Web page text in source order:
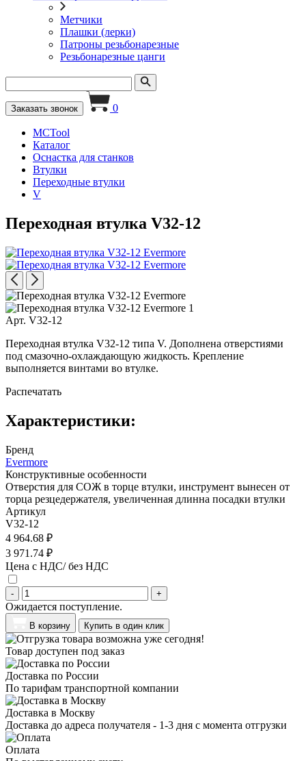
Метчики
Плашки (лерки)
Патроны резьбонарезные
Резьбонарезные цанги
Заказать звонок 0
MCTool
Каталог
Оснастка для станков
Втулки
Переходные втулки
V
Переходная втулка V32-12
Арт. V32-12
Переходная втулка V32-12 типа V. Дополнена отверстиями
под смазочно-охлаждающую жидкость. Крепление
выполняется винтами во втулке.
Распечатать
Характеристики:
Бренд
Evermore
Конструктивные особенности
Отверстия для СОЖ в торце втулки, инструмент вынесен от
торца резцедержателя, увеличенная длинна посадки втулки
Артикул
V32-12
4 964.68 ₽
3 971.74 ₽
Цена с НДС/ без НДС
- +
Ожидается поступление.
В корзину Купить в один клик
Товар доступен под заказ
Доставка по России
По тарифам транспортной компании
Доставка в Москву
Доставка до адреса получателя - 1-3 дня с момента отгрузки
Оплата